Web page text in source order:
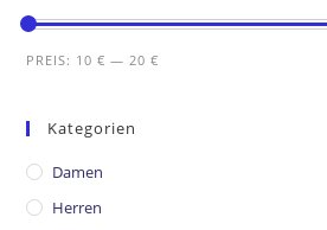
PREIS: 10 € — 20 €
Kategorien
Damen
Herren